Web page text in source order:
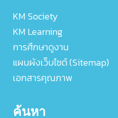
KM Society
KM Learning
การศึกษาดูงาน
แผนผังเว็บไซต์ (Sitemap)
เอกสารคุณภาพ
ค้นหา